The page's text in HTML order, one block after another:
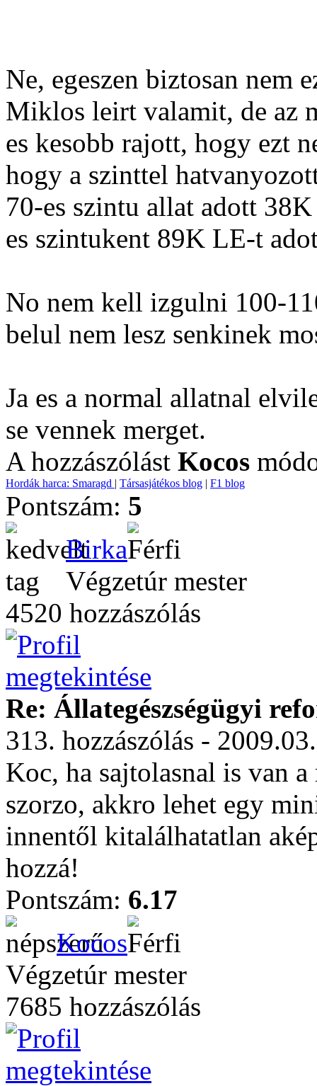
Ne, egeszen biztosan nem
Miklos leirt valamit, de az
es kesobb rajott, hogy ezt
hogy a szinttel
70-es szintu allat adott
es szintukent 89K LE-t
No nem kell izgulni 100-
belul nem lesz senkinek
Ja es a normal allatnal
se vennek merget.
A hozzászólást Kocos
Hordák harca: Smaragd | Társasjátékos blog | F1 blog
Pontszám: 5
Birka
Végzetúr mester
4520 hozzászólás
Re: Állategészségügyi
313. hozzászólás -
Koc, ha sajtolasnal is van
szorzo, akkro lehet egy
innentől kitalálhatatlan
hozzá!
Pontszám: 6.17
Kocos
Végzetúr mester
7685 hozzászólás